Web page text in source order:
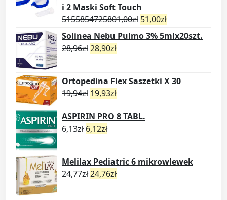
i 2 Maski Soft Touch
5155854725801,00zł 51,00zł
Solinea Nebu Pulmo 3% 5mlx20szt.
28,96zł28,90zł
Ortopedina Flex Saszetki X 30
19,94zł 19,93zł
ASPIRIN PRO 8 TABL.
6,13zł 6,12zł
Melilax Pediatric 6 mikrowlewek
24,77zł24,76zł